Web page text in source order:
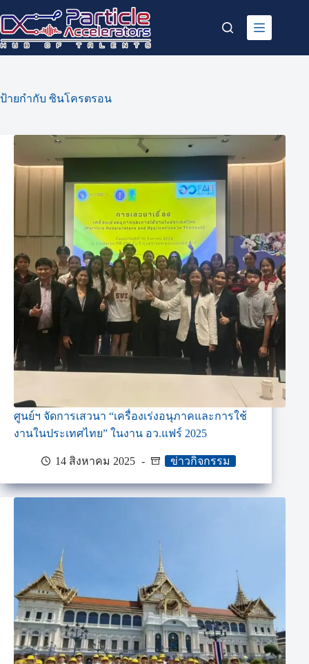
to
content
ป้ายกำกับ ซินโครตรอน
ศูนย์ฯ จัดการเสวนา “เครื่องเร่งอนุภาคและการใช้
งานในประเทศไทย” ในงาน อว.แฟร์ 2025
14 สิงหาคม 2025 ข่าวกิจกรรม